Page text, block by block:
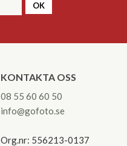
OK
KONTAKTA OSS
08 55 60 60 50
info@gofoto.se
Org.nr: 556213-0137